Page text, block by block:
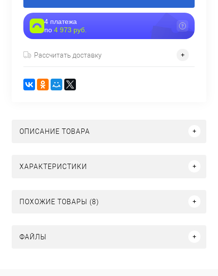
4 платежа
по 4 973 руб.
Рассчитать доставку
ОПИСАНИЕ ТОВАРА
ХАРАКТЕРИСТИКИ
ПОХОЖИЕ ТОВАРЫ (8)
ФАЙЛЫ